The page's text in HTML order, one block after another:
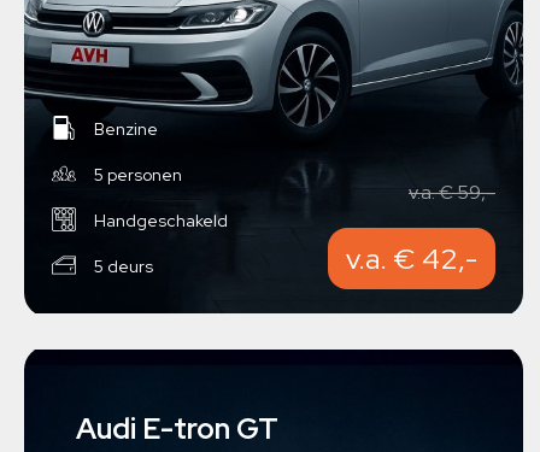
Benzine
5 personen
Handgeschakeld
5 deurs
v.a. € 59,-
v.a. € 42,-
Audi E-tron GT